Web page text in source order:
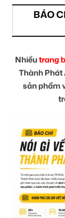
BÁO
Nhiềutrang
Thành Phát
sản phẩm